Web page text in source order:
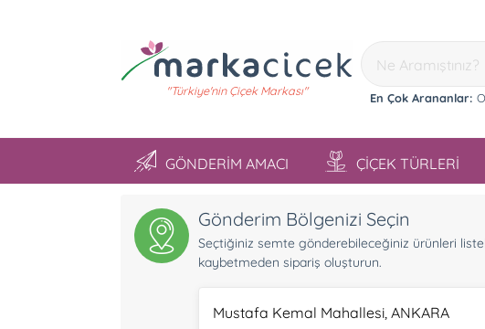
"Türkiye'nin Çiçek Markası" En Çok Arananlar:
GÖNDERİM AMACI ÇİÇEK TÜRLERİ
Gönderim Bölgenizi Seçin
Seçtiğiniz semte gönderebileceğiniz ürünleri
kaybetmeden sipariş oluşturun.
Mustafa Kemal Mahallesi, ANKARA